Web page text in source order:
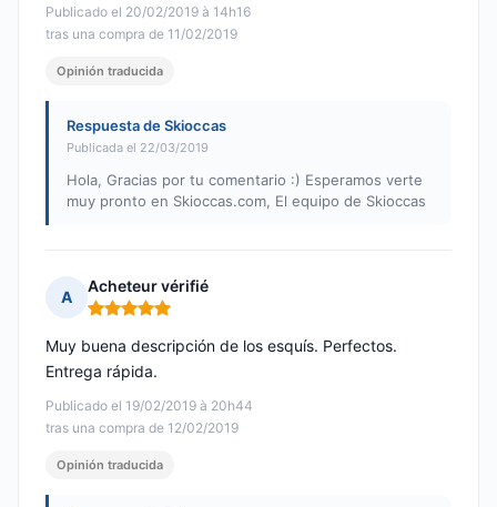
Publicado el 20/02/2019 à 14h16
tras una compra de 11/02/2019
Opinión traducida
Respuesta de Skioccas
Publicada el 22/03/2019
Hola, Gracias por tu comentario :) Esperamos verte
muy pronto en Skioccas.com, El equipo de Skioccas
A
Acheteur vérifié
Nota: 5 de 5
Publicado el 19/02/2019 à 20h44
tras una compra de 12/02/2019
Muy buena descripción de los esquís. Perfectos.
Entrega rápida.
Opinión traducida